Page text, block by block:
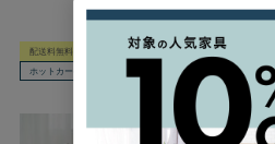
¥ 18,150 税込 〜
配送料無料
ホットカーペットOK
ホ